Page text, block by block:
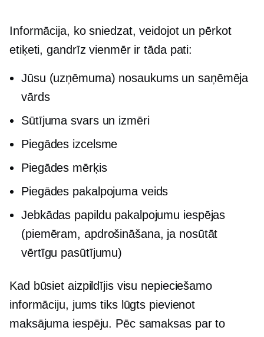
Informācija, ko sniedzat, veidojot un pērkot
etiķeti, gandrīz vienmēr ir tāda pati:
Jūsu (uzņēmuma) nosaukums un saņēmēja
vārds
Sūtījuma svars un izmēri
Piegādes izcelsme
Piegādes mērķis
Piegādes pakalpojuma veids
Jebkādas papildu pakalpojumu iespējas
(piemēram, apdrošināšana, ja nosūtāt
vērtīgu pasūtījumu)
Kad būsiet aizpildījis visu nepieciešamo
informāciju, jums tiks lūgts pievienot
maksājuma iespēju. Pēc samaksas par to